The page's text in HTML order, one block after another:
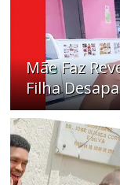
Mãe Faz
Filha